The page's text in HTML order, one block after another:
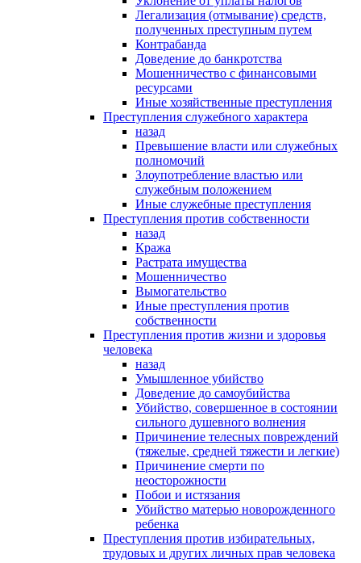
Легализация (отмывание) средств,
полученных преступным путем
Контрабанда
Доведение до банкротства
Мошенничество с финансовыми
ресурсами
Иные хозяйственные преступления
Преступления служебного характера
назад
Превышение власти или служебных
полномочий
Злоупотребление властью или
служебным положением
Иные служебные преступления
Преступления против собственности
назад
Кража
Растрата имущества
Мошенничество
Вымогательство
Иные преступления против
собственности
Преступления против жизни и здоровья
человека
назад
Умышленное убийство
Доведение до самоубийства
Убийство, совершенное в состоянии
сильного душевного волнения
Причинение телесных повреждений
(тяжелые, средней тяжести и легкие)
Причинение смерти по
неосторожности
Побои и истязания
Убийство матерью новорожденного
ребенка
Преступления против избирательных,
трудовых и других личных прав человека